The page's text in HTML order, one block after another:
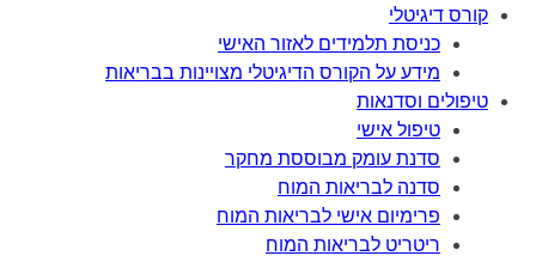
קורס דיגיטלי
כניסת תלמידים לאזור האישי
מידע על הקורס הדיגיטלי מצויינות בבריאות
טיפולים וסדנאות
טיפול אישי
סדנת עומק מבוססת מחקר
סדנה לבריאות המוח
פרימיום אישי לבריאות המוח
ריטריט לבריאות המוח